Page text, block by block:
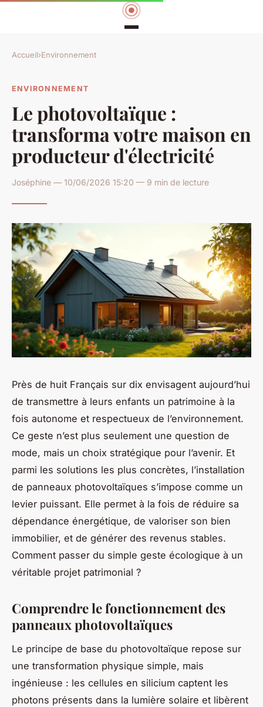
Accueil›Environnement
ENVIRONNEMENT
Le photovoltaïque :
transforma votre maison en
producteur d'électricité
Joséphine — 10/06/2026 15:20 — 9 min de lecture
Près de huit Français sur dix envisagent aujourd’hui
de transmettre à leurs enfants un patrimoine à la
fois autonome et respectueux de l’environnement.
Ce geste n’est plus seulement une question de
mode, mais un choix stratégique pour l’avenir. Et
parmi les solutions les plus concrètes, l’installation
de panneaux photovoltaïques s’impose comme un
levier puissant. Elle permet à la fois de réduire sa
dépendance énergétique, de valoriser son bien
immobilier, et de générer des revenus stables.
Comment passer du simple geste écologique à un
véritable projet patrimonial ?
Comprendre le fonctionnement des
panneaux photovoltaïques
Le principe de base du photovoltaïque repose sur
une transformation physique simple, mais
ingénieuse : les cellules en silicium captent les
photons présents dans la lumière solaire et libèrent